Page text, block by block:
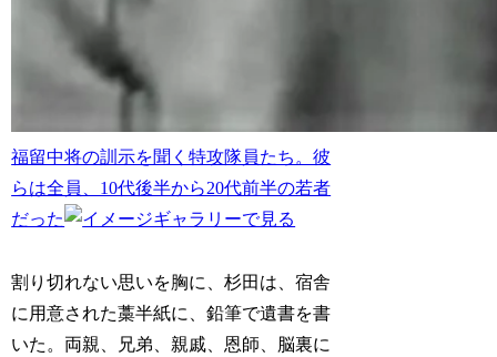
福留中将の訓示を聞く特攻隊員たち。彼
らは全員、10代後半から20代前半の若者
だった
割り切れない思いを胸に、杉田は、宿舎
に用意された藁半紙に、鉛筆で遺書を書
いた。両親、兄弟、親戚、恩師、脳裏に